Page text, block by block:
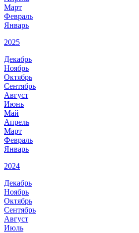
Март
Февраль
Январь
2025
Декабрь
Ноябрь
Октябрь
Сентябрь
Август
Июнь
Май
Апрель
Март
Февраль
Январь
2024
Декабрь
Ноябрь
Октябрь
Сентябрь
Август
Июль